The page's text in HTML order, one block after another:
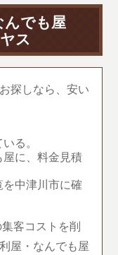
んでも屋
ス
探しなら、安い
る。
に、料金見積
中津川市に確
客コストを削
屋・なんでも屋